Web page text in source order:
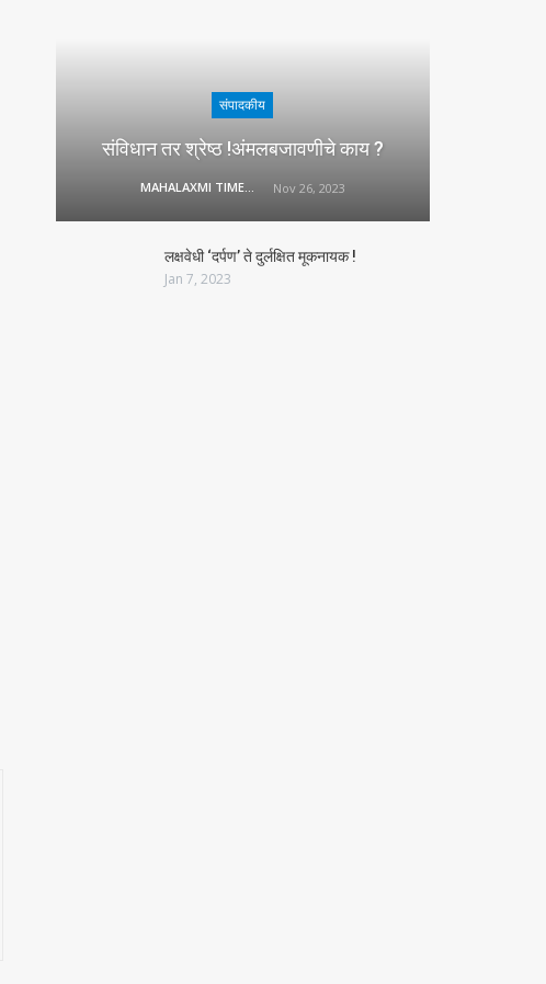
संपादकीय
संविधान तर श्रेष्ठ !अंमलबजावणीचे काय ?
MAHALAXMI TIMES Nov 26, 2023
लक्षवेधी ‘दर्पण’ ते दुर्लक्षित मूकनायक !
Jan 7, 2023